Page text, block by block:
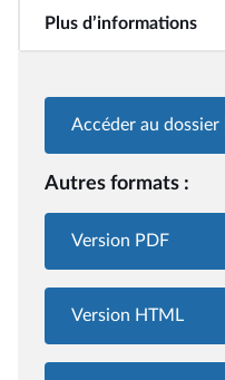
Plus d’informations
<b>Plus
Accéder au
Autres formats :
Version PDF
Version HTML